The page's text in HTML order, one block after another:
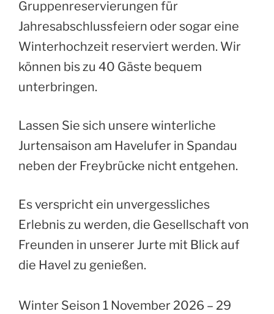
Gruppenreservierungen für
Jahresabschlussfeiern oder sogar eine
Winterhochzeit reserviert werden. Wir
können bis zu 40 Gäste bequem
unterbringen.
Lassen Sie sich unsere winterliche
Jurtensaison am Havelufer in Spandau
neben der Freybrücke nicht entgehen.
Es verspricht ein unvergessliches
Erlebnis zu werden, die Gesellschaft von
Freunden in unserer Jurte mit Blick auf
die Havel zu genießen.
Winter Seison 1 November 2026 – 29